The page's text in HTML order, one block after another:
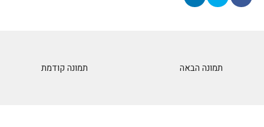
תמונה קודמת תמונה הבאה